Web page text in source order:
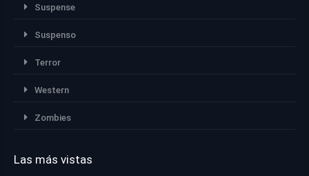
Suspense
Suspenso
Terror
Western
Zombies
Las más vistas